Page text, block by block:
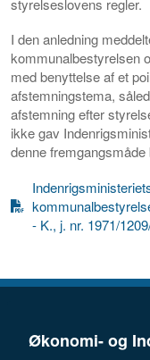
styrelseslovens regler.
I den anledning
kommunalbestyrelsen
med benyttelse af et
afstemningstema,
afstemning efter
ikke gav
denne
- K., j. nr. 1971/
Økonomi- og